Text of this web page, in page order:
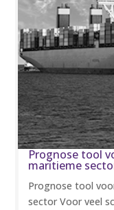
Prognose tool
maritieme
Prognose tool
sector Voor veel